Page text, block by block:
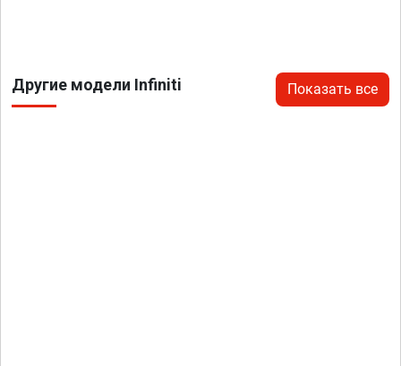
Другие модели Infiniti Показать все